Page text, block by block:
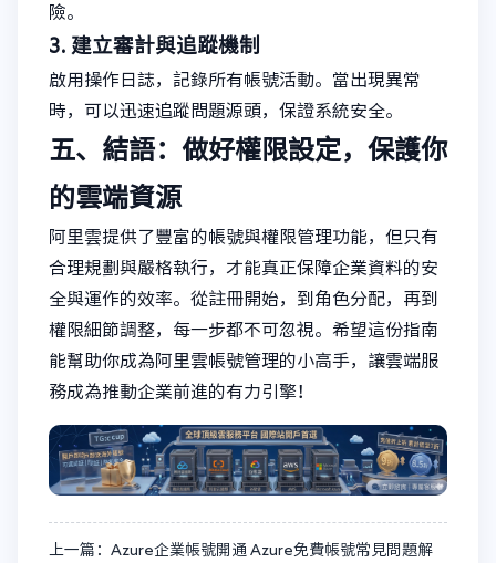
險。
3. 建立審計與追蹤機制
啟用操作日誌，記錄所有帳號活動。當出現異常
時，可以迅速追蹤問題源頭，保證系統安全。
五、結語：做好權限設定，保護你
的雲端資源
阿里雲提供了豐富的帳號與權限管理功能，但只有
合理規劃與嚴格執行，才能真正保障企業資料的安
全與運作的效率。從註冊開始，到角色分配，再到
權限細節調整，每一步都不可忽視。希望這份指南
能幫助你成為阿里雲帳號管理的小高手，讓雲端服
務成為推動企業前進的有力引擎！
上一篇：Azure企業帳號開通 Azure免費帳號常見問題解